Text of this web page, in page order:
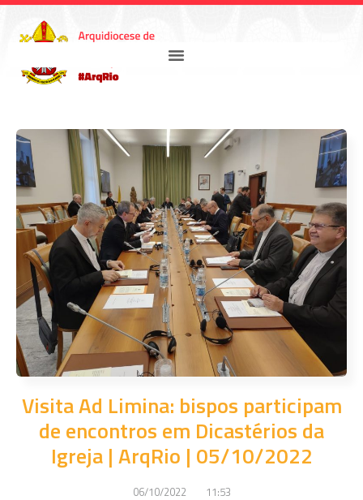
Visita Ad Limina: bispos participam
de encontros em Dicastérios da
Igreja | ArqRio | 05/10/2022
06/10/2022 11:53